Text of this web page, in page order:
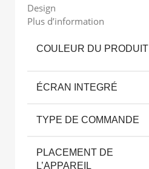
Design
Plus d’information
COULEUR DU PRODUIT
ÉCRAN INTEGRÉ
TYPE DE COMMANDE
PLACEMENT DE
L’APPAREIL